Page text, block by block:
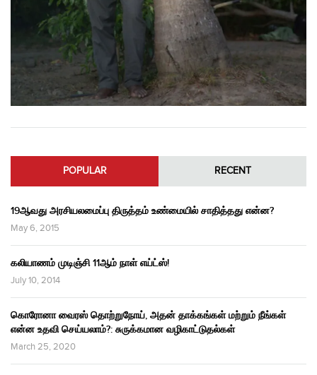
POPULAR RECENT
19ஆவது அரசியலமைப்பு திருத்தம் உண்மையில் சாதித்தது என்ன?
May 6, 2015
கலியாணம் முடிஞ்சி 11ஆம் நாள் எய்ட்ஸ்!
July 10, 2014
கொரோனா வைரஸ் தொற்றுநோய், அதன் தாக்கங்கள் மற்றும் நீங்கள்
என்ன உதவி செய்யலாம்?: சுருக்கமான வழிகாட்டுதல்கள்
March 25, 2020